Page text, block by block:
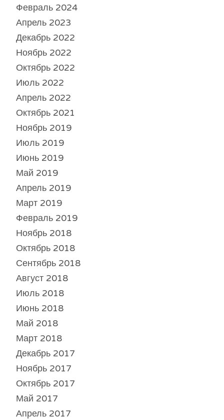
Февраль 2024
Апрель 2023
Декабрь 2022
Ноябрь 2022
Октябрь 2022
Июль 2022
Апрель 2022
Октябрь 2021
Ноябрь 2019
Июль 2019
Июнь 2019
Май 2019
Апрель 2019
Март 2019
Февраль 2019
Ноябрь 2018
Октябрь 2018
Сентябрь 2018
Август 2018
Июль 2018
Июнь 2018
Май 2018
Март 2018
Декабрь 2017
Ноябрь 2017
Октябрь 2017
Май 2017
Апрель 2017